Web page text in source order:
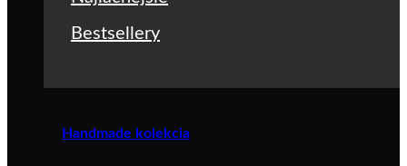
Bestsellery
Handmade kolekcia